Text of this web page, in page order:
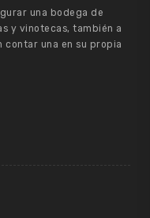
una bodega de
y vinotecas, también a
contar una en su propia